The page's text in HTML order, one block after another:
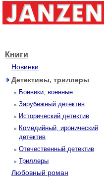
Книги
Новинки
Детективы, триллеры
Боевики, военные
Зарубежный детектив
Исторический детектив
Комедийный, иронический
детектив
Отечественный детектив
Триллеры
Любовный роман